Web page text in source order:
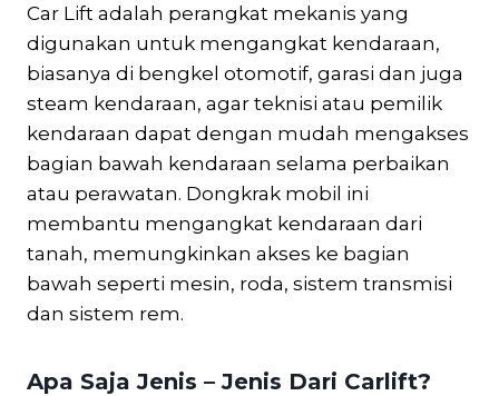
Car Lift adalah perangkat mekanis yang
digunakan untuk mengangkat kendaraan,
biasanya di bengkel otomotif, garasi dan juga
steam kendaraan, agar teknisi atau pemilik
kendaraan dapat dengan mudah mengakses
bagian bawah kendaraan selama perbaikan
atau perawatan. Dongkrak mobil ini
membantu mengangkat kendaraan dari
tanah, memungkinkan akses ke bagian
bawah seperti mesin, roda, sistem transmisi
dan sistem rem.
Apa Saja Jenis – Jenis Dari Carlift?